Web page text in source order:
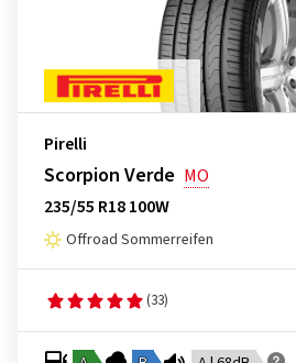
Pirelli
Scorpion Verde MO
235/55 R18 100W
Offroad Sommerreifen
(33)